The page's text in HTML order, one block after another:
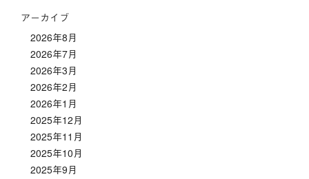
アーカイブ
2026年8月
2026年7月
2026年3月
2026年2月
2026年1月
2025年12月
2025年11月
2025年10月
2025年9月